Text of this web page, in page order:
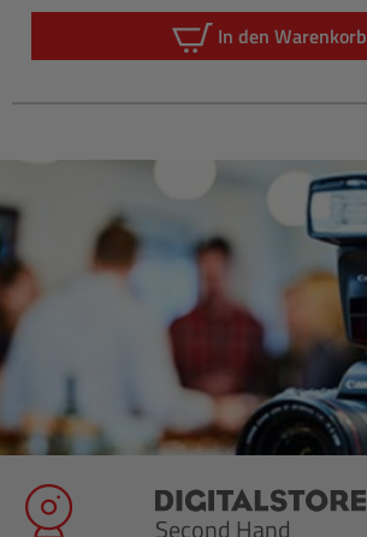
In den Warenkorb
Second Hand